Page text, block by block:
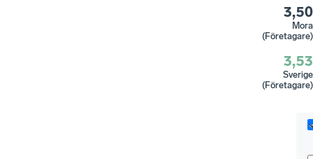
3,50
Mora
(Företagare)
3,53
Sverige
(Företagare)